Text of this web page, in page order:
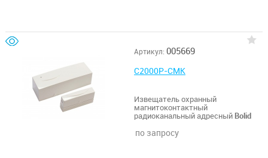
Артикул: 005669
С2000Р-СМК
Извещатель охранный
магнитоконтактный
радиоканальный адресный Bolid
по запросу